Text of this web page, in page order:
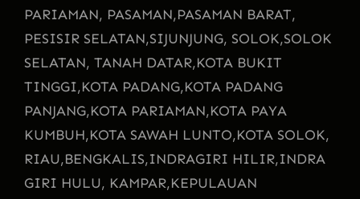
PARIAMAN, PASAMAN,PASAMAN BARAT,
PESISIR SELATAN,SIJUNJUNG, SOLOK,SOLOK
SELATAN, TANAH DATAR,KOTA BUKIT
TINGGI,KOTA PADANG,KOTA PADANG
PANJANG,KOTA PARIAMAN,KOTA PAYA
KUMBUH,KOTA SAWAH LUNTO,KOTA SOLOK,
RIAU,BENGKALIS,INDRAGIRI HILIR,INDRA
GIRI HULU, KAMPAR,KEPULAUAN